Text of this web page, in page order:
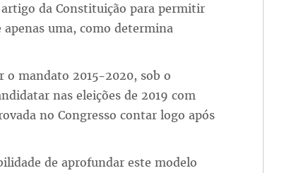
da Constituição para permitir
uma, como determina
o mandato 2015-2020, sob o
nas eleições de 2019 com
no Congresso contar logo após
de aprofundar este modelo